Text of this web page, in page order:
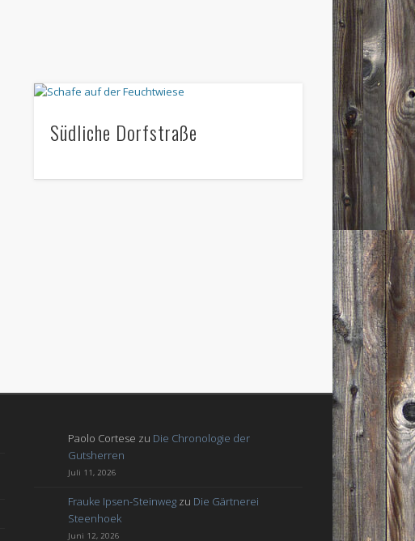
Südliche Dorfstraße
Paolo Cortese zu Die Chronologie der
Gutsherren
Juli 11, 2026
Frauke Ipsen-Steinweg zu Die Gärtnerei
Steenhoek
Juni 12, 2026